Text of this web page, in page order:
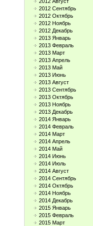
2012 Сентябрь
2012 Октябрь
2012 Ноябрь
2012 Декабрь
2013 Январь
2013 Февраль
2013 Март
2013 Апрель
2013 Май
2013 Июнь
2013 Август
2013 Сентябрь
2013 Октябрь
2013 Ноябрь
2013 Декабрь
2014 Январь
2014 Февраль
2014 Март
2014 Апрель
2014 Май
2014 Июнь
2014 Июль
2014 Август
2014 Сентябрь
2014 Октябрь
2014 Ноябрь
2014 Декабрь
2015 Январь
2015 Февраль
2015 Март